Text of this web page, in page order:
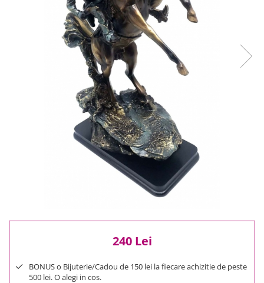
Cele mai vandute
Cele mai votate
100 Lei - 200 Lei
500 Lei - 1000 Lei
240 Lei
BONUS o Bijuterie/Cadou de 150 lei la fiecare achizitie de peste
500 lei. O alegi in cos.